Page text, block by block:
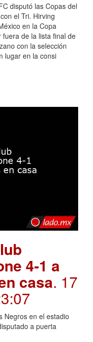
disputó las Copas del
el Tri. Hirving
en la Copa
de la lista final de
con la selección
lugar en la consi
4-1 a
casa. 17
Negros en el estadio
a puerta